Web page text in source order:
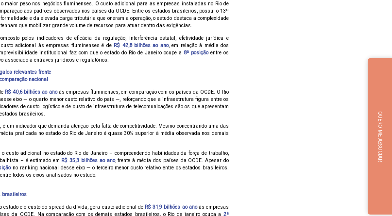
maior peso nos negócios fluminenses. O custo adicional para as empresas instaladas no Rio de
aos padrões observados nos países da OCDE. Entre os estados brasileiros, possui o 13º
e da elevada carga tributária que oneram a operação, o estudo destaca a complexidade
que mobilizar grande volume de recursos para atuar dentro das exigências.
pelos indicadores de eficácia da regulação, interferência estatal, efetividade jurídica e
adicional às empresas fluminenses é de R$ 42,8 bilhões ao ano, em relação à média dos
institucional faz com que o estado do Rio de Janeiro ocupe a 8ª posiçãoentre os
associado a entraves jurídicos e regulatórios.
relevantes frente
nacional
R$ 40,6 bilhões ao anoàs empresas fluminenses, em comparação com os países da OCDE. O Rio
eixo — o quarto menor custo relativo do país —, reforçando que a infraestrutura figura entre os
de custo logístico e de custo de infraestrutura de telecomunicações são os que apresentam
brasileiros.
é um indicador que demanda atenção pela falta de competitividade. Mesmo concentrando uma das
praticada no estado do Rio de Janeiro é quase 30% superior à média observada nos demais
o custo adicional no estado do Rio de Janeiro – compreendendo habilidades da força de trabalho,
– é estimado em R$ 35,3 bilhões ao ano, frente à média dos países da OCDE. Apesar do
no ranking nacional desse eixo — o terceiro menor custo relativo entre os estados brasileiros.
todos os eixos analisados no estudo.
brasileiros
estado e o custo do spread da dívida, gera custo adicional de R$ 31,9 bilhões ao anoàs empresas
da OCDE. Na comparação com os demais estados brasileiros, o Rio de janeiro ocupa a 2ª
QUERO ME ASSOCIAR